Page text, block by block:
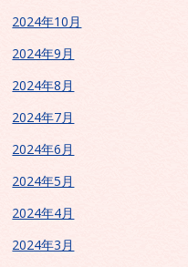
2024年10月
2024年9月
2024年8月
2024年7月
2024年6月
2024年5月
2024年4月
2024年3月